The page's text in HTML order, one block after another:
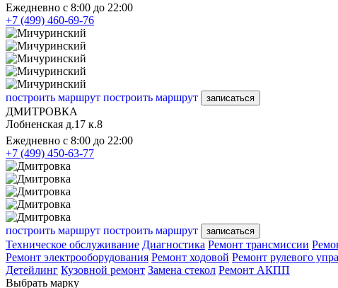
Ежедневно с 8:00 до 22:00
+7 (499) 460-69-76
построить маршрут построить маршрут записаться
ДМИТРОВКА
Лобненская д.17 к.8
Ежедневно с 8:00 до 22:00
+7 (499) 450-63-77
построить маршрут построить маршрут записаться
Техническое обслуживание Диагностика Ремонт трансмиссии
Ремонт электрооборудования Ремонт ходовой Ремонт рулевого
Детейлинг Кузовной ремонт Замена стекол Ремонт АКПП
Выбрать марку